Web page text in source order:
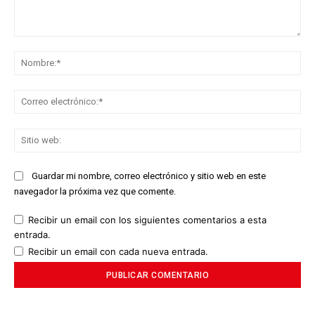
Guardar mi nombre, correo electrónico y sitio web en este
navegador la próxima vez que comente.
Recibir un email con los siguientes comentarios a esta
entrada.
Recibir un email con cada nueva entrada.